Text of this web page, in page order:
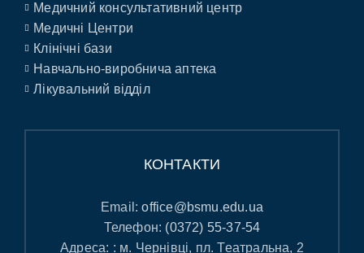
Медичний консультативний центр
Медичні Центри
Клінічні бази
Навчально-виробнича аптека
Лікувальний відділ
КОНТАКТИ
Email:office@bsmu.edu.ua
Телефон: (0372) 55-37-54
Адреса: : м. Чернівці, пл. Театральна, 2